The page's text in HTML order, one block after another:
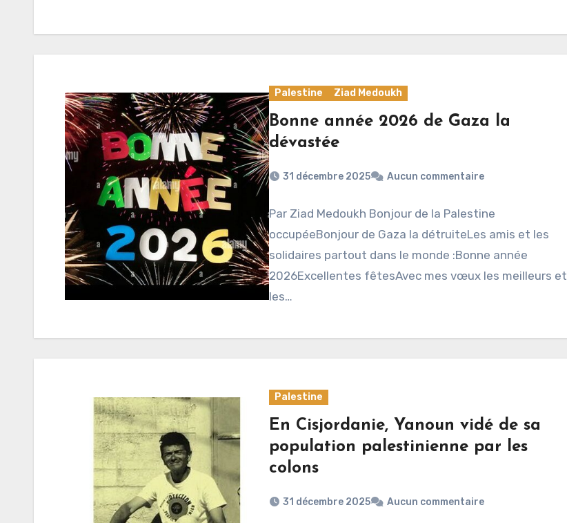
Palestine Ziad Medoukh
Bonne année 2026 de Gaza la
dévastée
31 décembre 2025 Aucun commentaire
Par Ziad Medoukh Bonjour de la Palestine
occupéeBonjour de Gaza la détruiteLes amis et les
solidaires partout dans le monde :Bonne année
2026Excellentes fêtesAvec mes vœux les meilleurs et
les…
Palestine
En Cisjordanie, Yanoun vidé de sa
population palestinienne par les
colons
31 décembre 2025 Aucun commentaire